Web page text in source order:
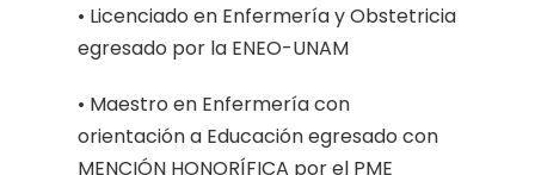
• Licenciado en Enfermería y Obstetricia
egresado por la ENEO-UNAM
• Maestro en Enfermería con
orientación a Educación egresado con
MENCIÓN HONORÍFICA por el PME